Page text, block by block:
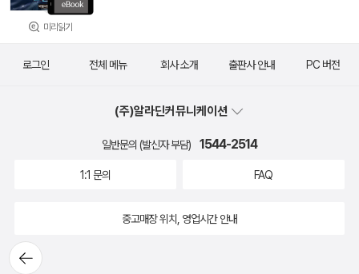
미리읽기
뒤로가
기
로그인 전체 메뉴 회사 소개 출판사 안내 PC 버전
(주)알라딘커뮤니케이션
일반문의 (발신자 부담) 1544-2514
1:1 문의 FAQ
중고매장 위치, 영업시간 안내